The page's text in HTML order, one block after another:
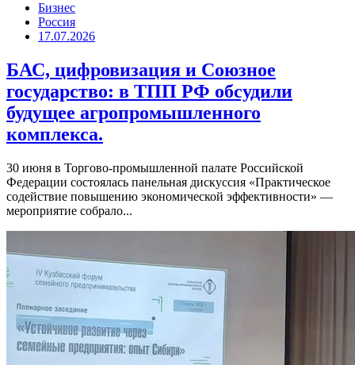
Бизнес
Россия
17.07.2026
БАС, цифровизация и Союзное
государство: в ТПП РФ обсудили
будущее агропромышленного
комплекса.
30 июня в Торгово-промышленной палате Российской
Федерации состоялась панельная дискуссия «Практическое
содействие повышению экономической эффективности» —
мероприятие собрало...